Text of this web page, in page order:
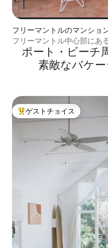
フリーマントルのマンショ
フリーマントル中心部にあ
ときを
ポート・ビーチ⁠
素⁠敵⁠なバ⁠ケ⁠
大好評のゲストチョイスで
ゲストチョイス